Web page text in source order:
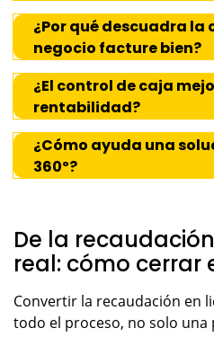
¿Por qué descuadra la
negocio facture bien?
¿El control de caja
rentabilidad?
¿Cómo ayuda una
360º?
De la
real: cómo cerrar
Convertir la recaudación en
todo el proceso, no solo una